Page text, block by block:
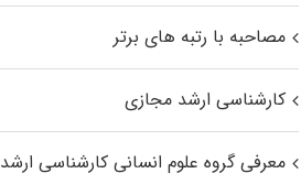
مصاحبه با رتبه های برتر
کارشناسی ارشد مجازی
معرفی گروه علوم انسانی کارشناسی ارشد